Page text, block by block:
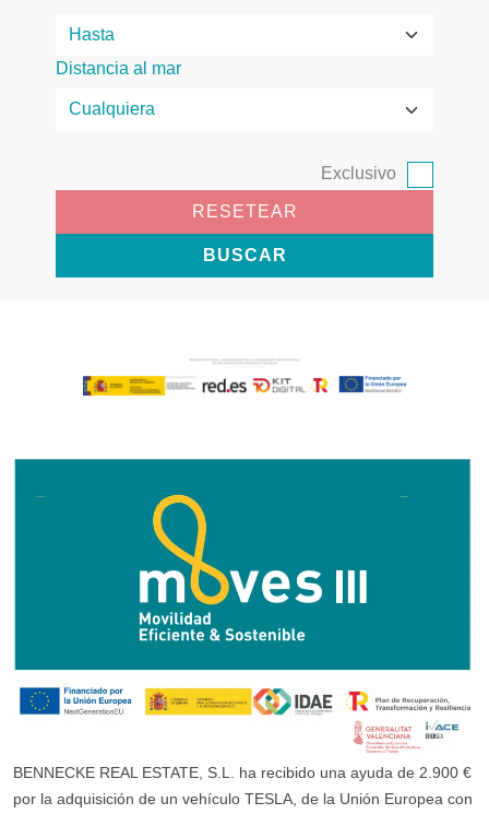
Distancia al mar
Exclusivo
RESETEAR
BUSCAR
BENNECKE REAL ESTATE, S.L. ha recibido una ayuda de 2.900 €
por la adquisición de un vehículo TESLA, de la Unión Europea con